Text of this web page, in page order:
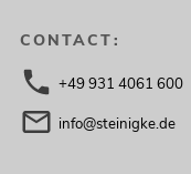
CONTACT:
+49 931 4061 600
info@steinigke.de